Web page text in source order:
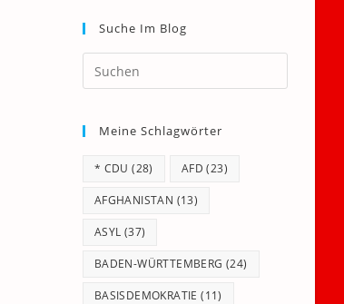
Suche Im Blog
Escape
Meine Schlagwörter
* CDU (28) AFD (23)
AFGHANISTAN (13)
ASYL (37)
BADEN-WÜRTTEMBERG (24)
BASISDEMOKRATIE (11)